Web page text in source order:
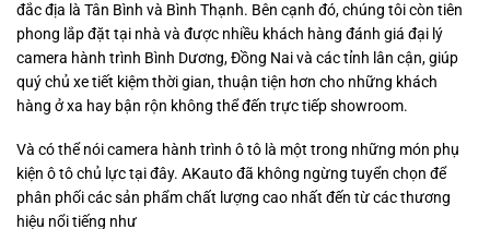
đắc địa là Tân Bình và Bình Thạnh. Bên cạnh đó, chúng tôi còn tiên
phong lắp đặt tại nhà và được nhiều khách hàng đánh giá đại lý
camera hành trình Bình Dương, Đồng Nai và các tỉnh lân cận, giúp
quý chủ xe tiết kiệm thời gian, thuận tiện hơn cho những khách
hàng ở xa hay bận rộn không thể đến trực tiếp showroom.
Và có thể nói camera hành trình ô tô là một trong những món phụ
kiện ô tô chủ lực tại đây. AKauto đã không ngừng tuyển chọn để
phân phối các sản phẩm chất lượng cao nhất đến từ các thương
hiệu nổi tiếng như